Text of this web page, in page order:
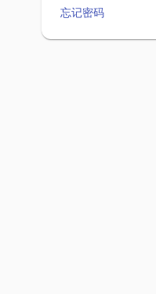
忘记密码